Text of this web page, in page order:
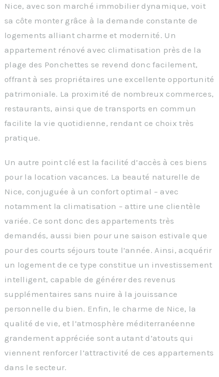
Nice, avec son marché immobilier dynamique, voit
sa côte monter grâce à la demande constante de
logements alliant charme et modernité. Un
appartement rénové avec climatisation près de la
plage des Ponchettes se revend donc facilement,
offrant à ses propriétaires une excellente opportunité
patrimoniale. La proximité de nombreux commerces,
restaurants, ainsi que de transports en commun
facilite la vie quotidienne, rendant ce choix très
pratique.
Un autre point clé est la facilité d’accès à ces biens
pour la location vacances. La beauté naturelle de
Nice, conjuguée à un confort optimal – avec
notamment la climatisation – attire une clientèle
variée. Ce sont donc des appartements très
demandés, aussi bien pour une saison estivale que
pour des courts séjours toute l’année. Ainsi, acquérir
un logement de ce type constitue un investissement
intelligent, capable de générer des revenus
supplémentaires sans nuire à la jouissance
personnelle du bien. Enfin, le charme de Nice, la
qualité de vie, et l’atmosphère méditerranéenne
grandement appréciée sont autant d’atouts qui
viennent renforcer l’attractivité de ces appartements
dans le secteur.